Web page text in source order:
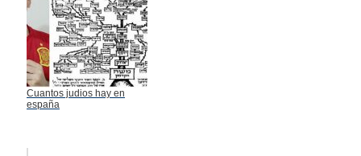
Cuantos judios hay en
españa